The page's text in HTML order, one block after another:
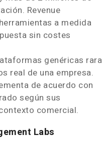
Revenue
a medida
sin costes
genéricas rara
real de una empresa.
de acuerdo con
según sus
comercial.
Labs